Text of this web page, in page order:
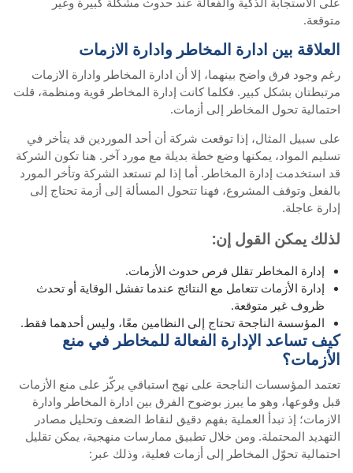
متوقعة.
العلاقة بين ادارة المخاطر وادارة الازمات
رغم وجود فرق واضح بينهما، إلا أن ادارة المخاطر وادارة الازمات
مرتبطتان بشكل كبير. فكلما كانت إدارة المخاطر قوية ومنظمة، قلت
احتمالية تحول المخاطر إلى أزمات.
على سبيل المثال، إذا توقعت شركة أن أحد الموردين قد يتأخر في
تسليم المواد، يمكنها وضع خطة بديلة مع مورد آخر. هنا تكون الشركة
قد استخدمت إدارة المخاطر. أما إذا لم تستعد الشركة وتأخر المورد
بالفعل وتوقف المشروع، فهنا تتحول المسألة إلى أزمة تحتاج إلى
إدارة عاجلة.
لذلك يمكن القول إن:
إدارة المخاطر تقلل فرص حدوث الأزمات.
إدارة الأزمات تتعامل مع النتائج عندما تفشل الوقاية أو تحدث
ظروف غير متوقعة.
المؤسسة الناجحة تحتاج إلى النظامين معًا، وليس أحدهما فقط.
كيف تساعد الإدارة الفعالة للمخاطر في منع
الأزمات؟
تعتمد المؤسسات الناجحة على نهج استباقي يركّز على منع الأزمات
قبل وقوعها، وهو ما يبرز بوضوح الفرق بين ادارة المخاطر وادارة
الازمات؛ إذ تبدأ العملية بفهم دقيق لنقاط الضعف وتحليل مصادر
التهديد المحتملة. ومن خلال تطبيق ممارسات منهجية، يمكن تقليل
احتمالية تحوّل المخاطر إلى أزمات فعلية، وذلك عبر: